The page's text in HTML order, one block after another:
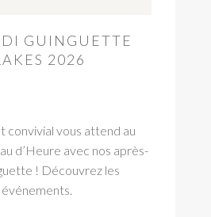
GUINGUETTE
2026
convivial vous attend au
d’Heure avec nos après-
! Découvrez les